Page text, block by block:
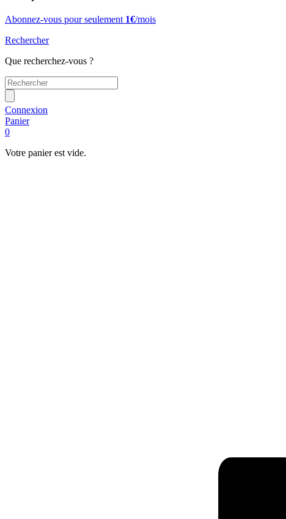
Abonnez-vous pour seulement 1€/mois
Rechercher
Que recherchez-vous ?
Connexion
Panier
0
Votre panier est vide.